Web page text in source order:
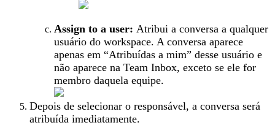
Assign to a user: Atribui a conversa a qualquer
usuário do workspace. A conversa aparece
apenas em “Atribuídas a mim” desse usuário e
não aparece na Team Inbox, exceto se ele for
membro daquela equipe.
Depois de selecionar o responsável, a conversa será
atribuída imediatamente.